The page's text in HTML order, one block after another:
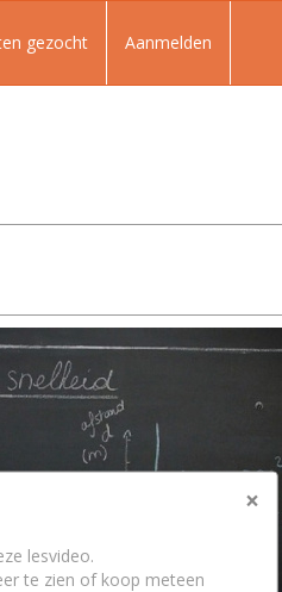
gezocht Aanmelden
×
lesvideo.
te zien of koop meteen